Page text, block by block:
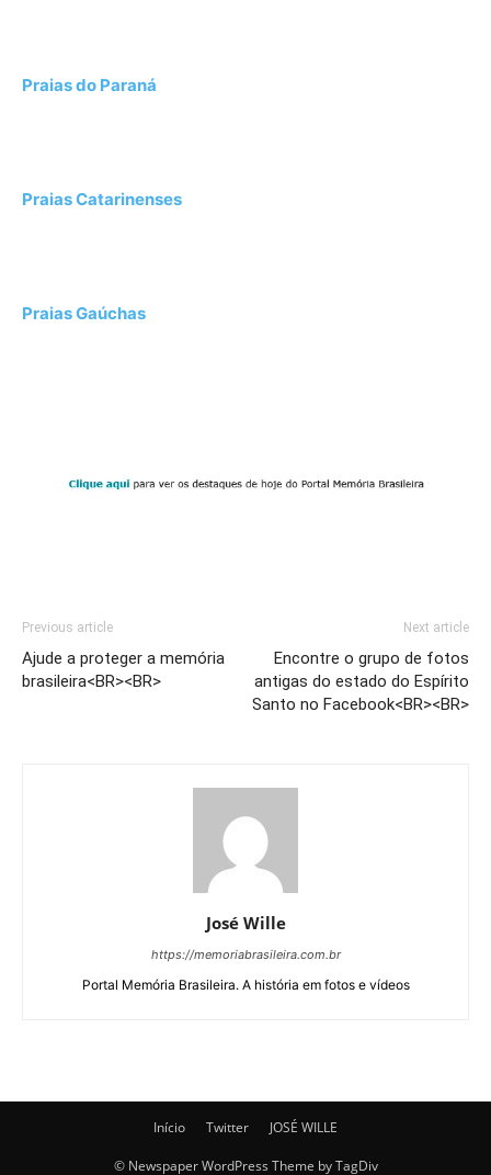
Praias do Paraná
Praias Catarinenses
Praias Gaúchas
Previous article
Ajude a proteger a memória
brasileira<BR><BR>
Next article
Encontre o grupo de fotos
antigas do estado do Espírito
Santo no Facebook<BR><BR>
José Wille
https://memoriabrasileira.com.br
Portal Memória Brasileira. A história em fotos e vídeos
Início Twitter JOSÉ WILLE
© Newspaper WordPress Theme by TagDiv